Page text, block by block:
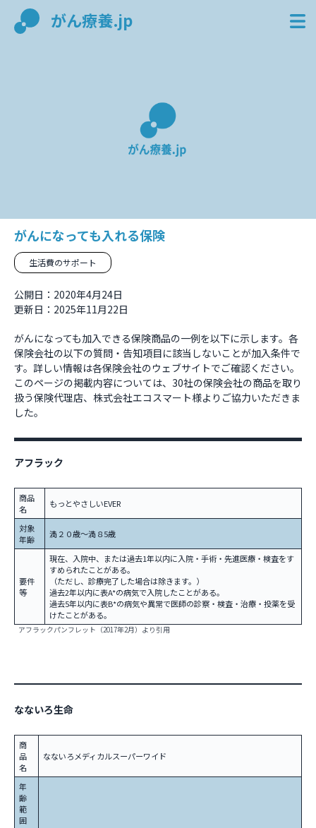
がん療養.jp
がんになっても入れる保険
生活費のサポート
公開日：2020年4月24日
更新日：2025年11月22日
がんになっても加入できる保険商品の一例を以下に示します。各
保険会社の以下の質問・告知項目に該当しないことが加入条件で
す。詳しい情報は各保険会社のウェブサイトでご確認ください。
このページの掲載内容については、30社の保険会社の商品を取り
扱う保険代理店、株式会社エコスマート様よりご協力いただきま
した。
アフラック
商品
名
もっとやさしいEVER
対象
年齢
満２０歳～満８5歳
要件
等
現在、入院中、または過去1年以内に入院・手術・先進医療・検査をす
すめられたことがある。
（ただし、診療完了した場合は除きます。）
過去2年以内に表A*の病気で入院したことがある。
過去5年以内に表B*の病気や異常で医師の診察・検査・治療・投薬を受
けたことがある。
アフラックパンフレット（2017年2月）より引用
なないろ生命
商
品
名
なないろメディカルスーパーワイド
年
齢
範
囲